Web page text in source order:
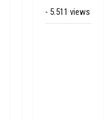
- 5.511 views